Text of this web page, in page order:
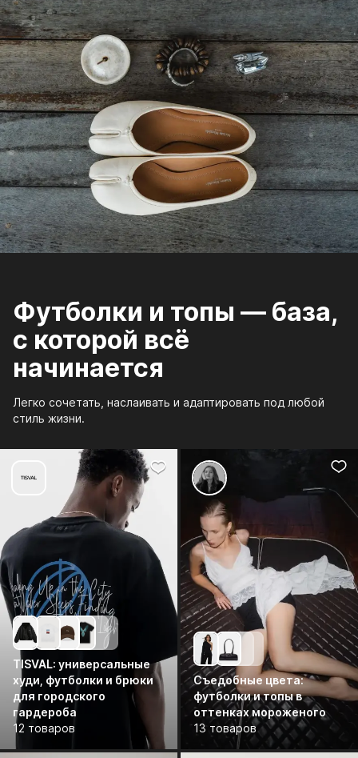
Футболки и топы — база,
с которой всё
начинается
Легко сочетать, наслаивать и адаптировать под любой
стиль жизни.
TISVAL: универсальные
худи, футболки и брюки
для городского
гардероба
12 товаров
Съедобные цвета:
футболки и топы в
оттенках мороженого
13 товаров